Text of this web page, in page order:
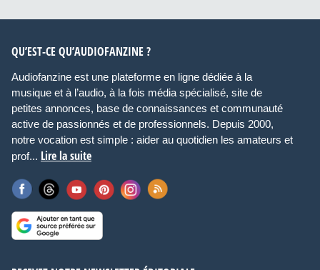
QU’EST-CE QU’AUDIOFANZINE ?
Audiofanzine est une plateforme en ligne dédiée à la
musique et à l’audio, à la fois média spécialisé, site de
petites annonces, base de connaissances et communauté
active de passionnés et de professionnels. Depuis 2000,
notre vocation est simple : aider au quotidien les amateurs et
prof... Lire la suite